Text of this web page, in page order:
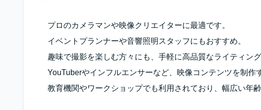
プロのカメラマンや映像クリエイターに最適です。
イベントプランナーや音響照明スタッフにもおすすめ。
趣味で撮影を楽しむ方々にも、手軽に高品質なライティング
YouTuberやインフルエンサーなど、映像コンテンツを制作
教育機関やワークショップでも利用されており、幅広い年